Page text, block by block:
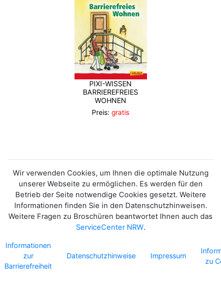
PIXI-WISSEN
BARRIEREFREIES
WOHNEN
Preis: gratis
Wir verwenden Cookies, um Ihnen die optimale Nutzung
unserer Webseite zu ermöglichen. Es werden für den
Betrieb der Seite notwendige Cookies gesetzt. Weitere
Informationen finden Sie in den Datenschutzhinweisen.
Weitere Fragen zu Broschüren beantwortet Ihnen auch das
ServiceCenter NRW.
Informationen
zur
Barrierefreiheit
Datenschutzhinweise Impressum
zu